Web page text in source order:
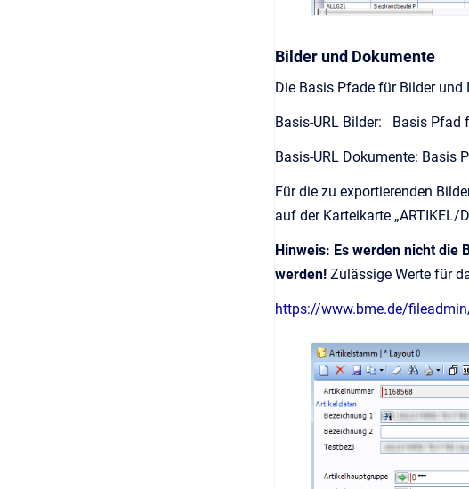
Bilder und Dokumente
Die Basis Pfade für Bilder
Basis-URL Bilder: Basis Pfad
Basis-URL Dokumente: Basis
Für die zu exportierenden
auf der Karteikarte
Hinweis: Es werden nicht die
werden! Zulässige Werte für
https://www.bme.de/